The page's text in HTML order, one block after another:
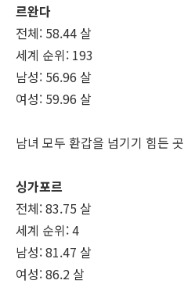
르완다
전체: 58.44 살
세계 순위: 193
남성: 56.96 살
여성: 59.96 살
남녀 모두 환갑을 넘기기 힘든 곳
싱가포르
전체: 83.75 살
세계 순위: 4
남성: 81.47 살
여성: 86.2 살